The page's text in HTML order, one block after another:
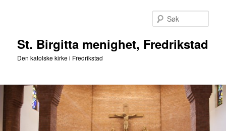
St. Birgitta menighet, Fredrikstad
Den katolske kirke i Fredrikstad